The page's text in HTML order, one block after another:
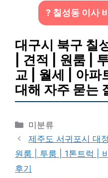
? 칠성동 이사
대구시 북구 칠
| 견적 | 원룸 |
교 | 월세 | 아파
대해 자주 묻는
카
테
고
리
미분류
제주도 서귀포시 대
원룸 | 투룸 | 1톤트럭 |
후기